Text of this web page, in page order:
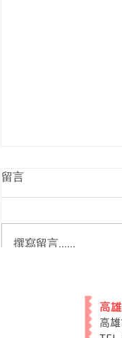
絨毛娃娃私人訂製
專案規劃建議
留言
撰寫留言......
高
高